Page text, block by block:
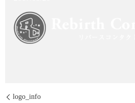
logo_info